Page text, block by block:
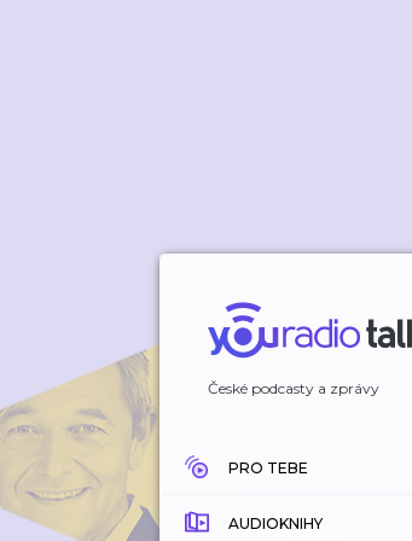
České podcasty a zprávy
PRO TEBE
AUDIOKNIHY